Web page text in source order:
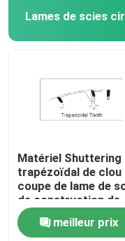
Peu de routeur de
Lames de scies
Bit de routeur HSS
Outillage
Lames de scies
Matériel Shuttering
trapézoïdal de clou
coupe de lame de
de construction de
CTT de dents
meilleur prix